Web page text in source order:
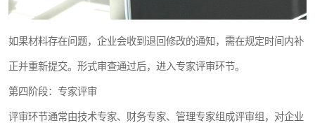
如果材料存在问题，企业会收到退回修改的通知，需在规定时间内补
正并重新提交。形式审查通过后，进入专家评审环节。
第四阶段：专家评审
评审环节通常由技术专家、财务专家、管理专家组成评审组，对企业